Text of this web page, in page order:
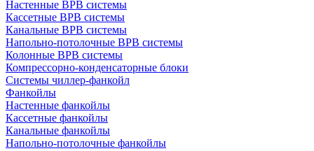
Настенные ВРВ системы
Кассетные ВРВ системы
Канальные ВРВ системы
Напольно-потолочные ВРВ системы
Колонные ВРВ системы
Компрессорно-конденсаторные блоки
Системы чиллер-фанкойл
Фанкойлы
Настенные фанкойлы
Кассетные фанкойлы
Канальные фанкойлы
Напольно-потолочные фанкойлы